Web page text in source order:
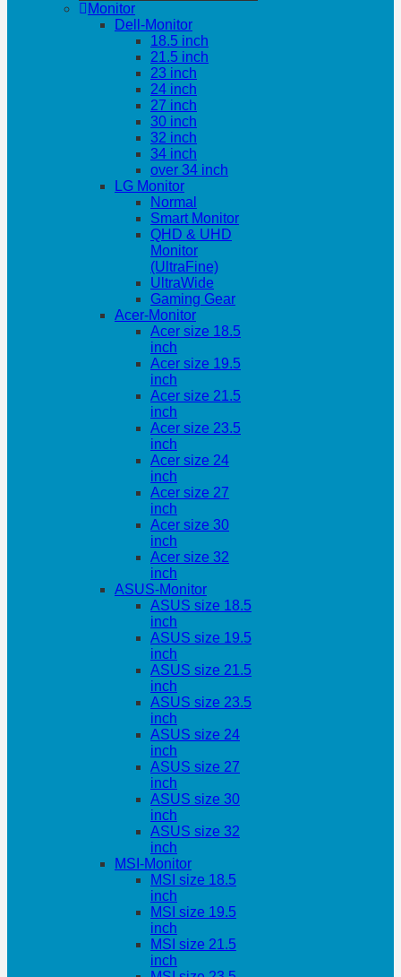
Monitor
Dell-Monitor
18.5 inch
21.5 inch
23 inch
24 inch
27 inch
30 inch
32 inch
34 inch
over 34 inch
LG Monitor
Normal
Smart Monitor
QHD & UHD
Monitor
(UltraFine)
UltraWide
Gaming Gear
Acer-Monitor
Acer size 18.5
inch
Acer size 19.5
inch
Acer size 21.5
inch
Acer size 23.5
inch
Acer size 24
inch
Acer size 27
inch
Acer size 30
inch
Acer size 32
inch
ASUS-Monitor
ASUS size 18.5
inch
ASUS size 19.5
inch
ASUS size 21.5
inch
ASUS size 23.5
inch
ASUS size 24
inch
ASUS size 27
inch
ASUS size 30
inch
ASUS size 32
inch
MSI-Monitor
MSI size 18.5
inch
MSI size 19.5
inch
MSI size 21.5
inch